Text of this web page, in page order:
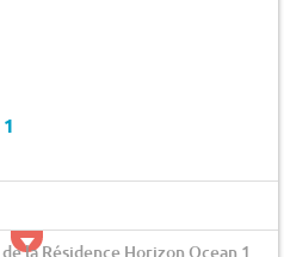
la Résidence Horizon Ocean 1